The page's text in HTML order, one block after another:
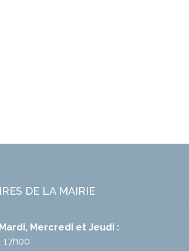
DE LA MAIRIE
Mercredi et Jeudi :
17h00